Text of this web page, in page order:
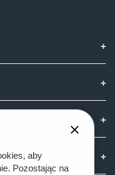
aby
Pozostając na